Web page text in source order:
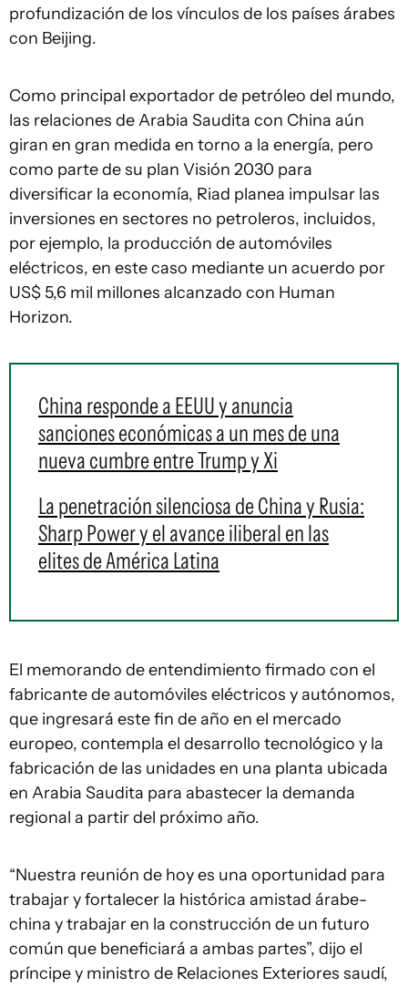
profundización de los vínculos de los países árabes
con Beijing.
Como principal exportador de petróleo del mundo,
las relaciones de Arabia Saudita con China aún
giran en gran medida en torno a la energía, pero
como parte de su plan Visión 2030 para
diversificar la economía, Riad planea impulsar las
inversiones en sectores no petroleros, incluidos,
por ejemplo, la producción de automóviles
eléctricos, en este caso mediante un acuerdo por
US$ 5,6 mil millones alcanzado con Human
Horizon.
China responde a EEUU y anuncia
sanciones económicas a un mes de una
nueva cumbre entre Trump y Xi
La penetración silenciosa de China y Rusia:
Sharp Power y el avance iliberal en las
elites de América Latina
El memorando de entendimiento firmado con el
fabricante de automóviles eléctricos y autónomos,
que ingresará este fin de año en el mercado
europeo, contempla el desarrollo tecnológico y la
fabricación de las unidades en una planta ubicada
en Arabia Saudita para abastecer la demanda
regional a partir del próximo año.
“Nuestra reunión de hoy es una oportunidad para
trabajar y fortalecer la histórica amistad árabe-
china y trabajar en la construcción de un futuro
común que beneficiará a ambas partes”, dijo el
príncipe y ministro de Relaciones Exteriores saudí,